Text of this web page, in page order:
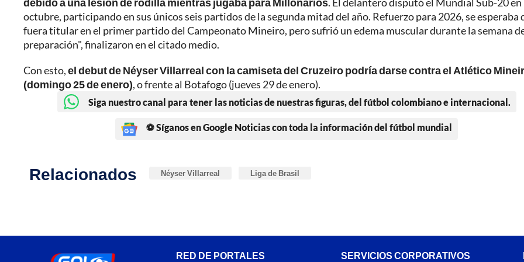
octubre, participando en sus únicos seis partidos de la segunda mitad del año. Refuerzo para 2026, se esperaba
fuera titular en el primer partido del Campeonato Mineiro, pero sufrió un edema muscular durante la semana
preparación", finalizaron en el citado medio.
Con esto,el debut de Néyser Villarreal con la camiseta del Cruzeiro podría darse contra el Atlético
(domingo 25 de enero), o frente al Botafogo (jueves 29 de enero).
Siga nuestro canal para tener las noticias de nuestras figuras, del fútbol colombiano e internacional.
⚽ Síganos en Google Noticias con toda la información del fútbol mundial
Relacionados Néyser Villarreal Liga de Brasil
RED DE PORTALES SERVICIOS CORPORATIVOS